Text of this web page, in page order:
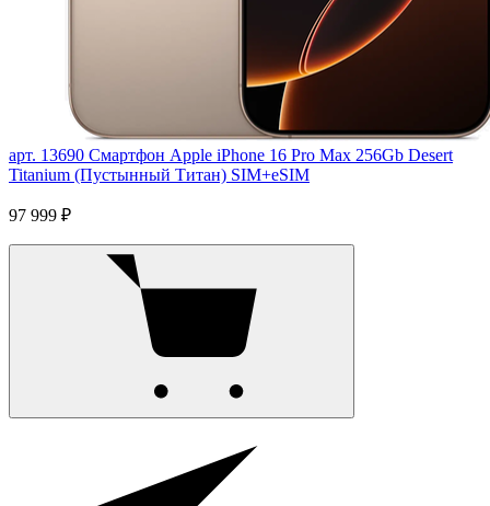
арт. 13690 Смартфон Apple iPhone 16 Pro Max 256Gb Desert
Titanium (Пустынный Титан) SIM+eSIM
97 999 ₽